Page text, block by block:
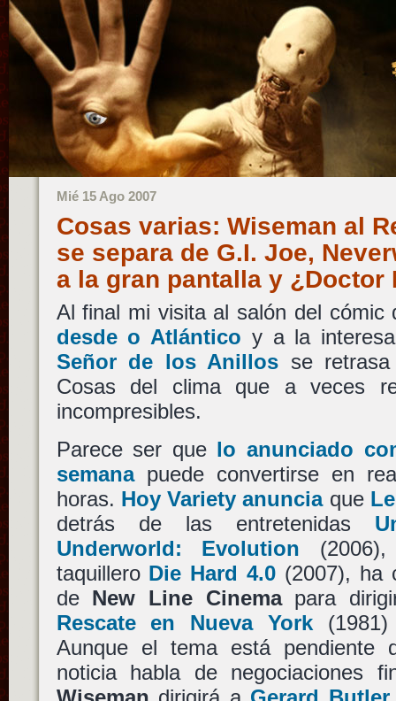
Mié 15 Ago 2007
Cosas varias: Wiseman al
se separa de G.I. Joe,
a la gran pantalla y
Al final mi visita al salón del
desde o Atlántico y a la
Señor de los Anillos se
Cosas del clima que a veces
incompresibles.
Parece ser que lo anunciado
semanapuede convertirse en
horas. Hoy Variety anunciaque
detrás de las entretenidas
Underworld: Evolution
taquillero Die Hard 4.0 (2007), ha
de New Line Cinemapara
Rescate en Nueva York
Aunque el tema está pendiente
noticia habla de negociaciones